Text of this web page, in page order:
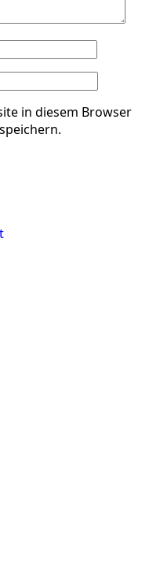
in diesem Browser